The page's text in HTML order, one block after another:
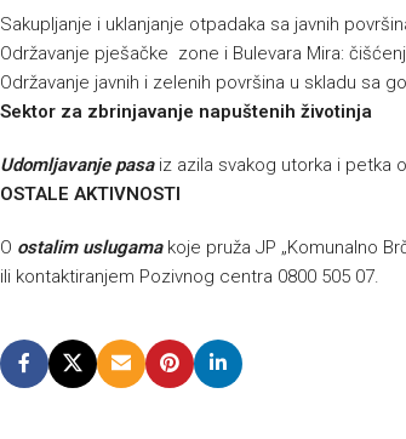
Sakupljanje i uklanjanje otpadaka sa javnih
Održavanje pješačke zone i Bulevara Mira:
Održavanje javnih i zelenih površina u skladu sa
Sektor za zbrinjavanje napuštenih životinja
Udomljavanje pasaiz azila svakog utorka i petka
OSTALE AKTIVNOSTI
O ostalim uslugamakoje pruža JP „Komunalno
ili kontaktiranjem Pozivnog centra 0800 505 07.